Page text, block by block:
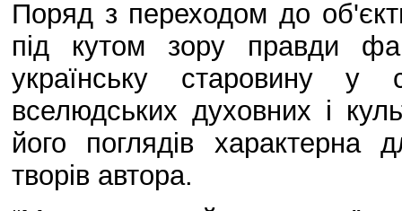
Поряд з переходом до
під кутом зору правди
українську старовину у
вселюдських духовних і
його поглядів характерна
творів автора.